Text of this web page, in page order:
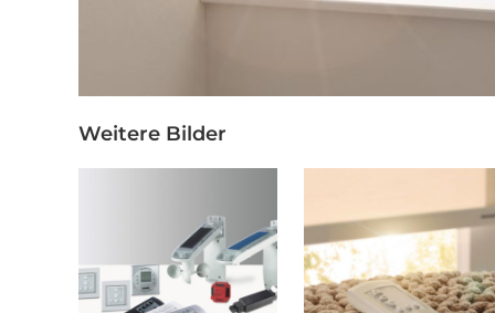
Weitere Bilder